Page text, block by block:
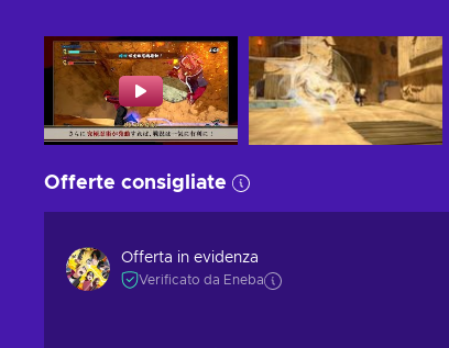
Offerte consigliate
Offerta in evidenza
Verificato da Eneba